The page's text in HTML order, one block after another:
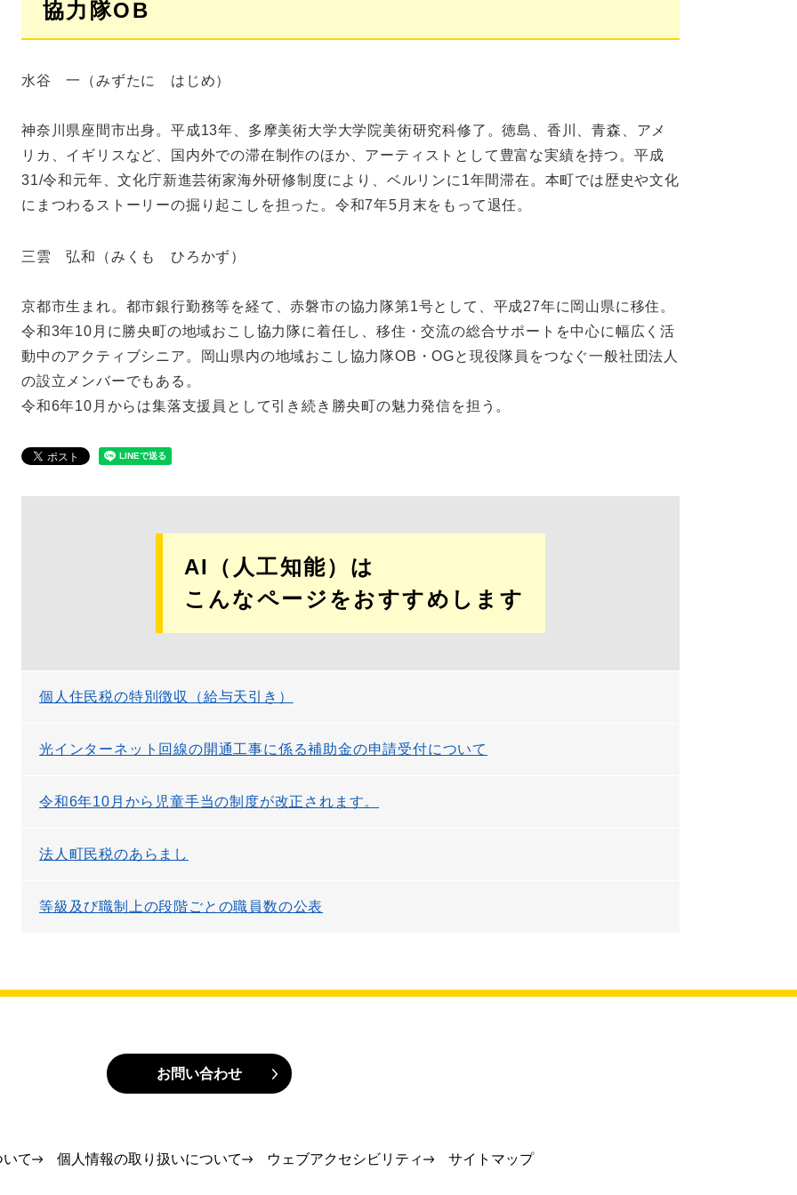
協力隊OB
水谷 一（みずたに はじめ）
神奈川県座間市出身。平成13年、多摩美術大学大学院美術研究科修了。徳島、香川、青森、アメ
リカ、イギリスなど、国内外での滞在制作のほか、アーティストとして豊富な実績を持つ。平成
31/令和元年、文化庁新進芸術家海外研修制度により、ベルリンに1年間滞在。本町では歴史や文化
にまつわるストーリーの掘り起こしを担った。令和7年5月末をもって退任。
三雲 弘和（みくも ひろかず）
京都市生まれ。都市銀行勤務等を経て、赤磐市の協力隊第1号として、平成27年に岡山県に移住。
令和3年10月に勝央町の地域おこし協力隊に着任し、移住・交流の総合サポートを中心に幅広く活
動中のアクティブシニア。岡山県内の地域おこし協力隊OB・OGと現役隊員をつなぐ一般社団法人
の設立メンバーでもある。
令和6年10月からは集落支援員として引き続き勝央町の魅力発信を担う。
AI（人工知能）は
こんなページをおすすめします
個人住民税の特別徴収（給与天引き）
光インターネット回線の開通工事に係る補助金の申請受付について
令和6年10月から児童手当の制度が改正されます。
法人町民税のあらまし
等級及び職制上の段階ごとの職員数の公表
お問い合わせ
て 個人情報の取り扱いについて ウェブアクセシビリティ サイトマップ